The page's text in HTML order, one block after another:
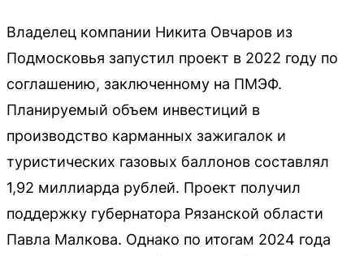
Владелец компании Никита Овчаров из
Подмосковья запустил проект в 2022 году по
соглашению, заключенному на ПМЭФ.
Планируемый объем инвестиций в
производство карманных зажигалок и
туристических газовых баллонов составлял
1,92 миллиарда рублей. Проект получил
поддержку губернатора Рязанской области
Павла Малкова. Однако по итогам 2024 года